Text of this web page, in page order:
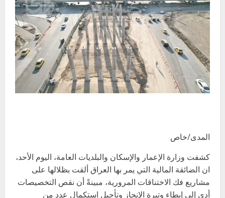
المدى/خاص
كشفت وزارة الإعمار والإسكان والبلديات العامة، اليوم الأحد،
ان الضائقة المالية التي يمر بها العراق ألقت بظلالها على
مشاريع فك الاختناقات المرورية، مبينةً أن نقص التخصيصات
أدى إلى إبطاء وتيرة الإنجاز وتأجيل استكمال عدد من